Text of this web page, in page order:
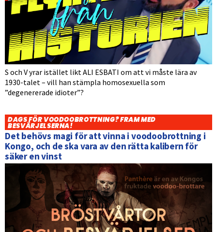
S och V yrar istället likt ALI ESBATI om att vi måste lära av
1930-talet – vill han stämpla homosexuella som
”degenererade idioter”?
DAGS FÖR VOODOOBROTTNING? FRAM MED
BESVÄRJELSERNA!
Det behövs magi för att vinna i voodoobrottning i
Kongo, och de ska vara av den rätta kalibern för
säker en vinst